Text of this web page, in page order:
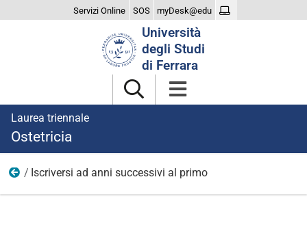
Servizi Online SOS myDesk@edu
Università
degli Studi
di Ferrara
Laurea triennale
Ostetricia
Iscriversi
Iscriversi ad anni successivi al primo